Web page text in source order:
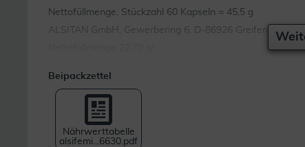
Nettofüllmenge, Stückzahl 60 Kapseln = 45,5 g
ALSITAN GmbH, Gewerbering 6, D-86926 Greifenberg
Beipackzettel
Nährwerttabelle
alsifemi...6630.pdf